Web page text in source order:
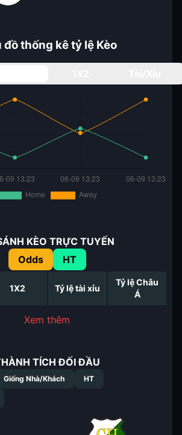
đồ thống kê tỷ lệ Kèo
KÈO TRỰC TUYẾN
Odds
HT
1X2 Tỷ lệ tài xỉu
Tỷ lệ Châu
Á
Xem thêm
TÍCH ĐỐI ĐẦU
Giống Nhà/Khách HT